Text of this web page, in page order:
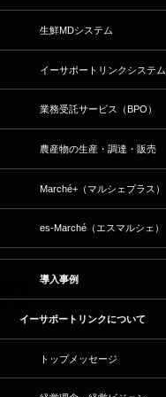
生鮮MDシステム
イーサポートリンクシステム
業務受託サービス（BPO）
農産物の生産・調達・販売
Marché+（マルシェプラス）
es-Marché（エスマルシェ）
導入事例
イーサポートリンクについて
トップメッセージ